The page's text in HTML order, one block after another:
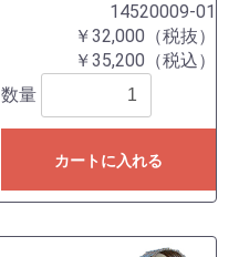
14520009-01
￥32,000（税抜）
￥35,200（税込）
数量
カートに入れる